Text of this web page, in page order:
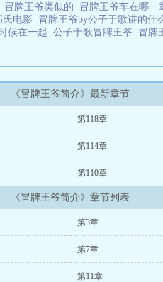
冒牌王爷类似的 冒牌王爷车在哪一
氏电影 冒牌王爷by公子于歌讲的什
候在一起 公子于歌冒牌王爷 冒牌
《冒牌王爷简介》最新章节
第118章
第114章
第110章
《冒牌王爷简介》章节列表
第3章
第7章
第11章